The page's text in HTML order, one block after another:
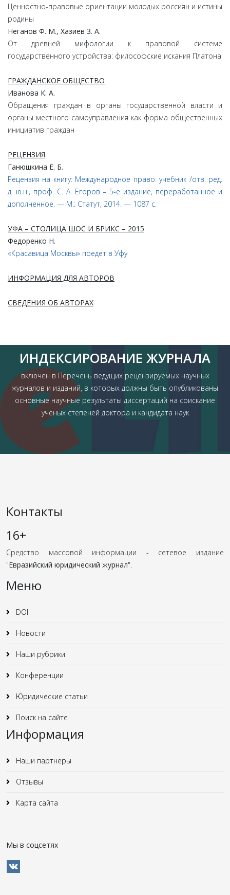
Ценностно-правовые ориентации молодых россиян и истины
родины
Неганов Ф. М., Хазиев З. А.
От древней мифологии к правовой системе
государственного устройства: философские искания Платона
ГРАЖДАНСКОЕ ОБЩЕСТВО
Иванова К. А.
Обращения граждан в органы государственной власти и
органы местного самоуправления как форма общественных
инициатив граждан
РЕЦЕНЗИЯ
Ганюшкина Е. Б.
Рецензия на книгу: Международное право: учебник /отв. ред.
д. ю.н., проф. С. А. Егоров – 5-е издание, переработанное и
дополненное. — М.: Статут, 2014. — 1087 с.
УФА – СТОЛИЦА ШОС И БРИКС – 2015
Федоренко Н.
«Красавица Москвы» поедет в Уфу
ИНФОРМАЦИЯ ДЛЯ АВТОРОВ
СВЕДЕНИЯ ОБ АВТОРАХ
ИНДЕКСИРОВАНИЕ ЖУРНАЛА
включен в Перечень ведущих рецензируемых научных
журналов и изданий, в которых должны быть опубликованы
основные научные результаты диссертаций на соискание
ученых степеней доктора и кандидата наук
Контакты
16+
Средство массовой информации - сетевое издание
"Евразийский юридический журнал".
Меню
DOI
Новости
Наши рубрики
Конференции
Юридические статьи
Поиск на сайте
Информация
Наши партнеры
Отзывы
Карта сайта
Мы в соцсетях